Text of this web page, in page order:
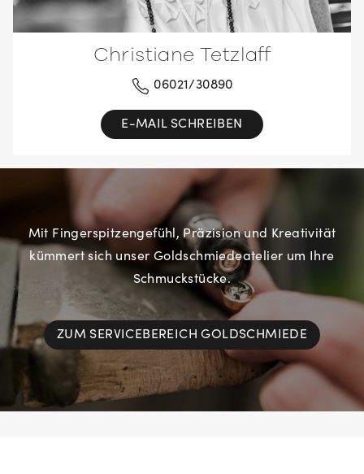
Christiane Tetzlaff
06021/30890
E-MAIL SCHREIBEN
Mit Fingerspitzengefühl, Präzision und Kreativität
kümmert sich unser Goldschmiedeatelier um Ihre
Schmuckstücke.
ZUM SERVICEBEREICH GOLDSCHMIEDE